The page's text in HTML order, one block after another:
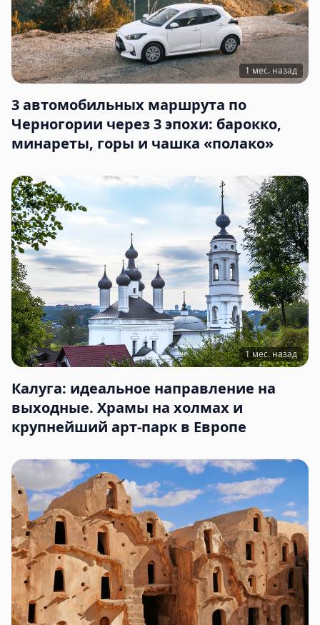
1 мес. назад
3 автомобильных маршрута по
Черногории через 3 эпохи: барокко,
минареты, горы и чашка «полако»
1 мес. назад
Калуга: идеальное направление на
выходные. Храмы на холмах и
крупнейший арт-парк в Европе